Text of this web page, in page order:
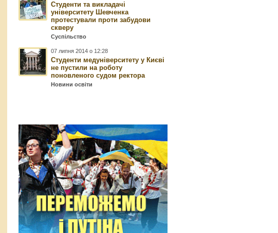
Студенти та викладачі
університету Шевченка
протестували проти забудови
скверу
Суспільство
07 липня 2014 о 12:28
Студенти медуніверситету у Києві
не пустили на роботу
поновленого судом ректора
Новини освіти